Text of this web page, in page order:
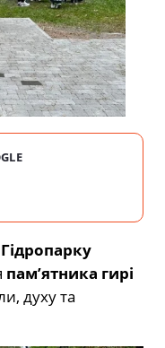
Гідропарку
пам’ятника гирі
духу та